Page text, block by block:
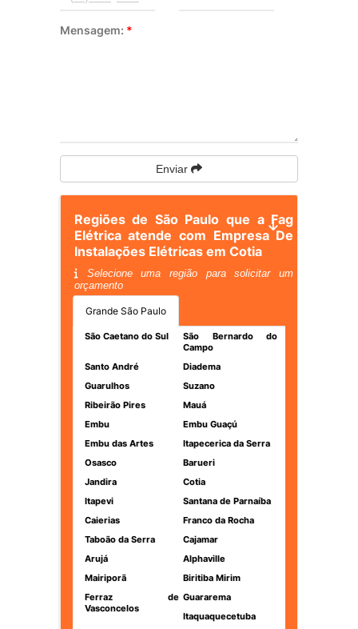
Mensagem: *
Enviar
Regiões de São Paulo que a Fag
Elétrica atende com Empresa De
Instalações Elétricas em Cotia
Selecione uma região para solicitar um
orçamento
Grande São Paulo
São Caetano do Sul
São Bernardo do
Campo
Santo André
Diadema
Guarulhos
Suzano
Ribeirão Pires
Mauá
Embu
Embu Guaçú
Embu das Artes
Itapecerica da Serra
Osasco
Barueri
Jandira
Cotia
Itapevi
Santana de Parnaíba
Caierias
Franco da Rocha
Taboão da Serra
Cajamar
Arujá
Alphaville
Mairiporã
Biritiba Mirim
Ferraz de
Vasconcelos
Guararema
Itaquaquecetuba